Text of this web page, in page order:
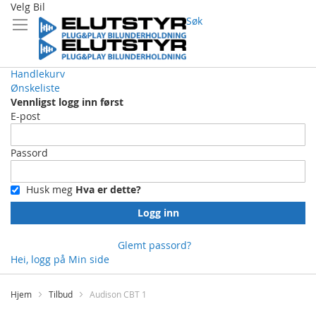
Velg Bil
Søk
Handlekurv
Ønskeliste
Vennligst logg inn først
E-post
Passord
Husk meg Hva er dette?
Logg inn
Glemt passord?
Hei, logg på Min side
Skip
Content
Hjem Tilbud Audison CBT 1